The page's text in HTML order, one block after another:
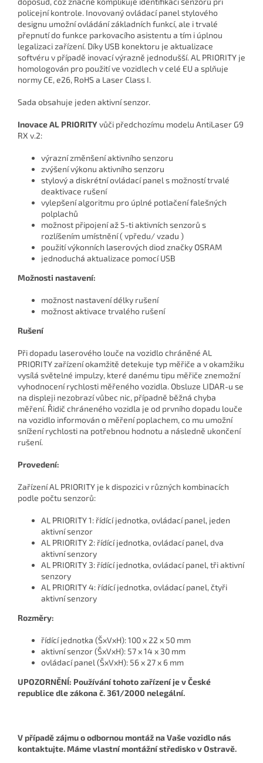
policejní kontrole. Inovovaný ovládací panel stylového
designu umožní ovládání základních funkcí, ale i trvalé
přepnutí do funkce parkovacího asistentu a tím i úplnou
legalizaci zařízení. Díky USB konektoru je aktualizace
softvéru v případě inovací výrazně jednodušší. AL PRIORITY je
homologován pro použití ve vozidlech v celé EU a splňuje
normy CE, e26, RoHS a Laser Class I.
Sada obsahuje jeden aktivní senzor.
Inovace AL PRIORITYvůči předchozímu modelu AntiLaser G9
RX v.2:
výrazní změnšení aktivního senzoru
zvýšení výkonu aktivního senzoru
stylový a diskrétní ovládací panel s možností trvalé
deaktivace rušení
vylepšení algoritmu pro úplné potlačení falešných
polplachů
možnost připojení až 5-ti aktivních senzorů s
rozlíšením umístnění ( vpředu/ vzadu )
použití výkonních laserových diod značky OSRAM
jednoduchá aktualizace pomocí USB
Možnosti nastavení:
možnost nastavení délky rušení
možnost aktivace trvalého rušení
Rušení
Při dopadu laserového louče na vozidlo chráněné AL
PRIORITY zařízení okamžitě detekuje typ měřiče a v okamžiku
vysílá světelné impulzy, které danému tipu měřiče znemožní
vyhodnocení rychlosti měřeného vozidla. Obsluze LIDAR-u se
na displeji nezobrazí vůbec nic, případně běžná chyba
měření. Řidič chráneného vozidla je od prvního dopadu louče
na vozidlo informován o měření poplachem, co mu umožní
snížení rychlosti na potřebnou hodnotu a následně ukončení
rušení.
Provedení:
Zařízení AL PRIORITY je k dispozici v různých kombinacích
podle počtu senzorů:
AL PRIORITY 1: řídící jednotka, ovládací panel, jeden
aktivní senzor
AL PRIORITY 2: řídící jednotka, ovládací panel, dva
aktivní senzory
AL PRIORITY 3: řídící jednotka, ovládací panel, tři aktivní
senzory
AL PRIORITY 4: řídící jednotka, ovládací panel, čtyři
aktivní senzory
Rozměry:
řídící jednotka (ŠxVxH): 100 x 22 x 50 mm
aktivní senzor (ŠxVxH): 57 x 14 x 30 mm
ovládací panel (ŠxVxH): 56 x 27 x 6 mm
UPOZORNĚNÍ: Používání tohoto zařízení je v České
republice dle zákona č. 361/2000 nelegální.
V případě zájmu o odbornou montáž na Vaše vozidlo nás
kontaktujte. Máme vlastní montážní středisko v Ostravě.